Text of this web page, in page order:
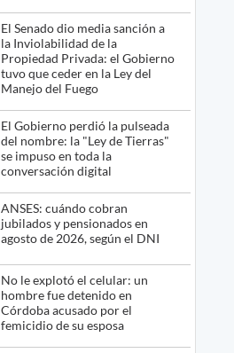
El Senado dio media sanción a
la Inviolabilidad de la
Propiedad Privada: el Gobierno
tuvo que ceder en la Ley del
Manejo del Fuego
El Gobierno perdió la pulseada
del nombre: la "Ley de Tierras"
se impuso en toda la
conversación digital
ANSES: cuándo cobran
jubilados y pensionados en
agosto de 2026, según el DNI
No le explotó el celular: un
hombre fue detenido en
Córdoba acusado por el
femicidio de su esposa